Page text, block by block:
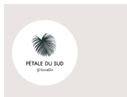
contenu